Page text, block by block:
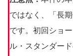
ではなく、「長
です。初回ショ
ル・スタンダー